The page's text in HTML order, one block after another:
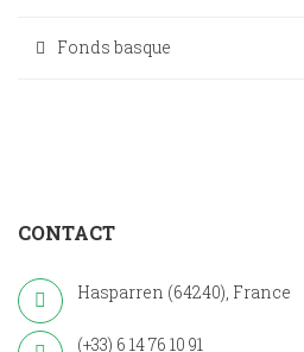
Fonds basque
CONTACT
Hasparren (64240), France
(+33) 6 14 76 10 91